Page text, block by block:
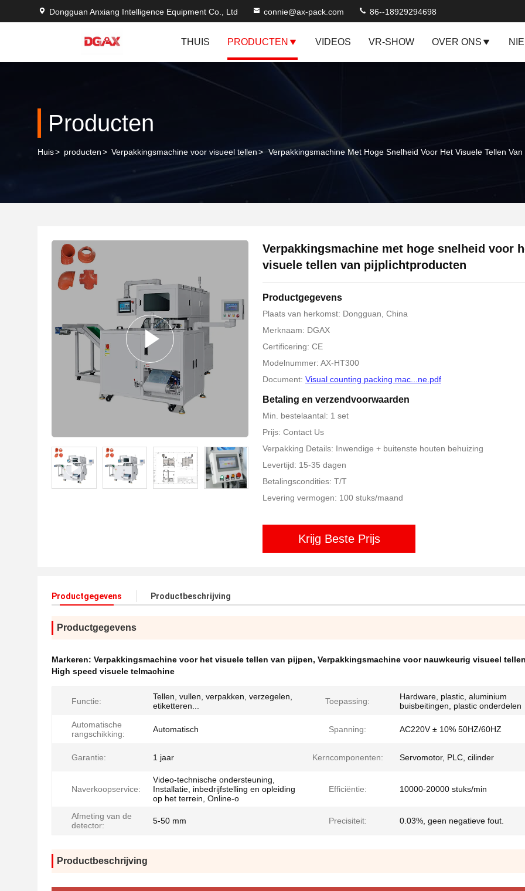
Dongguan Anxiang Intelligence Equipment Co., Ltd connie@ax-pack.com 86--18929294698
THUIS PRODUCTEN VIDEOS VR-SHOW OVER ONS
Producten
Huis> producten> Verpakkingsmachine voor visueel tellen> Verpakkingsmachine Met Hoge Snelheid Voor Het Visuele Tellen
Verpakkingsmachine met hoge snelheid voor
visuele tellen van pijplichtproducten
Productgegevens
Plaats van herkomst: Dongguan, China
Merknaam: DGAX
Certificering: CE
Modelnummer: AX-HT300
Document: Visual counting packing mac...ne.pdf
Betaling en verzendvoorwaarden
Min. bestelaantal: 1 set
Prijs: Contact Us
Verpakking Details: Inwendige + buitenste houten behuizing
Levertijd: 15-35 dagen
Betalingscondities: T/T
Levering vermogen: 100 stuks/maand
Krijg Beste Prijs
Productgegevens Productbeschrijving
Productgegevens
Markeren: Verpakkingsmachine voor het visuele tellen van pijpen, Verpakkingsmachine voor nauwkeurig visueel tellen
High speed visuele telmachine
Functie:
Tellen, vullen, verpakken, verzegelen,
etiketteren...
Toepassing:
Hardware, plastic, aluminium
buisbeitingen, plastic onderdelen
Automatische
rangschikking:
Automatisch Spanning: AC220V ± 10% 50HZ/60HZ
Garantie: 1 jaar Kerncomponenten: Servomotor, PLC, cilinder
Naverkoopservice:
Video-technische ondersteuning,
Installatie, inbedrijfstelling en opleiding
op het terrein, Online-o
Efficiëntie: 10000-20000 stuks/min
Afmeting van de
detector:
5-50 mm Precisiteit: 0.03%, geen negatieve fout.
Productbeschrijving